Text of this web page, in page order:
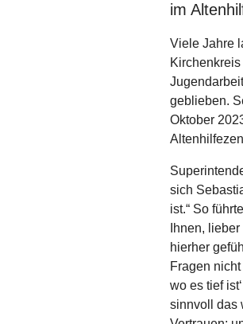
im
Viele Jahre
geblieben.
Oktober
sich
ist.“ So
Ihnen,
hierher
Fragen
wo es tief
sinnvoll das